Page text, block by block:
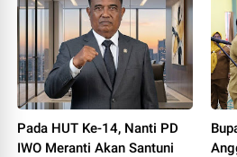
Pada HUT Ke-14, Nanti PD
IWO Meranti Akan Santuni